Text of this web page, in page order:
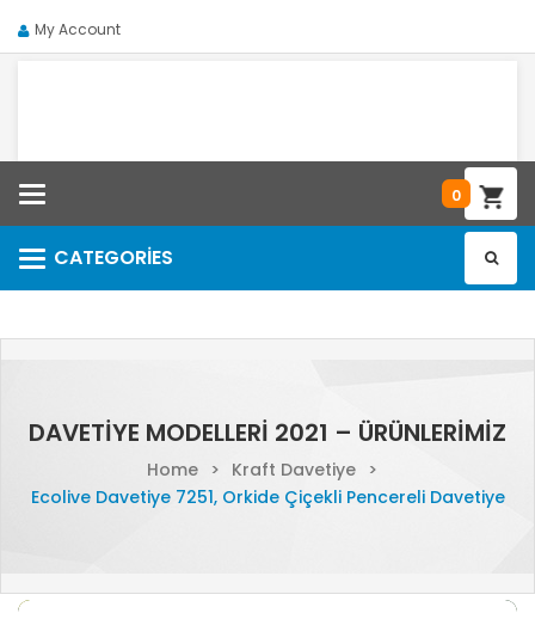
My Account
0
CATEGORIES
Categories
DAVETIYE MODELLERI 2021 – ÜRÜNLERIMIZ
Home > Kraft Davetiye
>
Ecolive Davetiye 7251, Orkide Çiçekli Pencereli Davetiye